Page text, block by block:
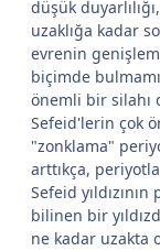
düşük
uzaklığa kadar
evrenin
biçimde
önemli bir silahı
Sefeid'lerin çok
"zonklama"
arttıkça,
Sefeid
bilinen bir
ne kadar uzakta